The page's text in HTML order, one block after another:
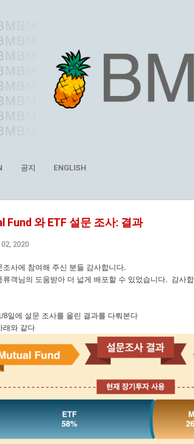
공지 ENGLISH
Fund 와 ETF 설문 조사: 결과
2020
조사에 참여해 주신 분들 감사합니다.
류객님의 도움받아 더 넓게 배포할 수 있었습니다. 감사
8일에 설문 조사를 올린 결과를 다뤄본다
래와 같다